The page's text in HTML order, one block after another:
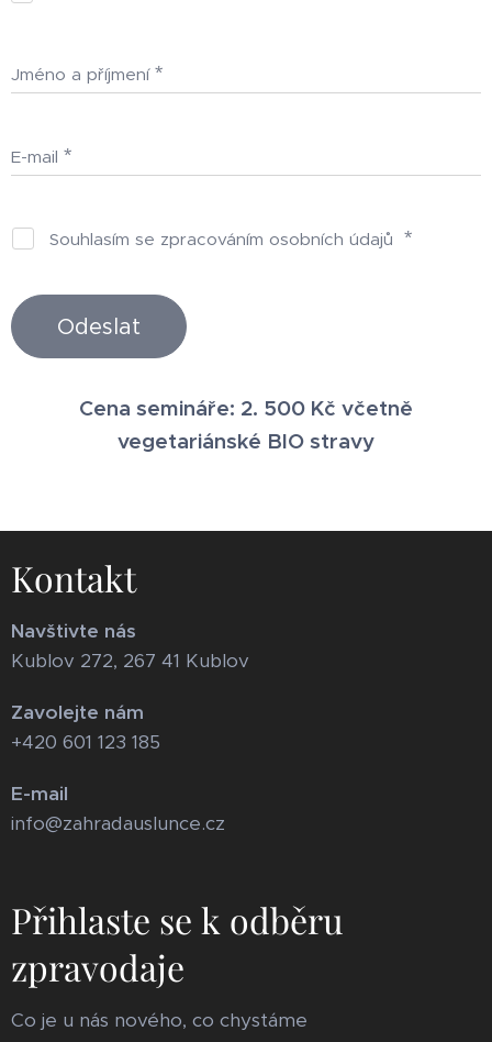
Jméno a příjmení
E-mail
Souhlasím se zpracováním osobních údajů
Odeslat
Cena semináře: 2. 500 Kč včetně
vegetariánské BIO stravy
Kontakt
Navštivte nás
Kublov 272, 267 41 Kublov
Zavolejte nám
+420 601 123 185
E-mail
info@zahradauslunce.cz
Přihlaste se k odběru
zpravodaje
Co je u nás nového, co chystáme